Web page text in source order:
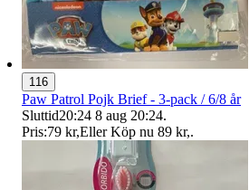
116
Paw Patrol Pojk Brief - 3-pack / 6/8 år
Sluttid20:24 8 aug 20:24.
Pris:79 kr,Eller Köp nu 89 kr,.